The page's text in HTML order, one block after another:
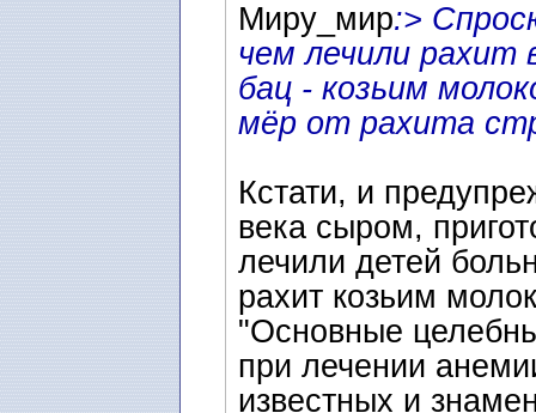
Миру_мир:>
чем лечили рахит
бац - козьим
мёр от рахита
Кстати, и
века сыром,
лечили детей
рахит козьим
"Основные
при лечении
известных и